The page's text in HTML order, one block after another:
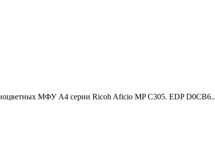
МФУ A4 серии Ricoh Aficio MP C305. EDP D0CB6..